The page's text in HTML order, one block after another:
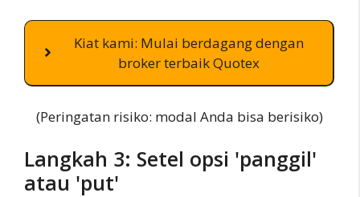
Kiat kami: Mulai berdagang dengan
broker terbaik Quotex
(Peringatan risiko: modal Anda bisa berisiko)
Langkah 3: Setel opsi 'panggil'
atau 'put'